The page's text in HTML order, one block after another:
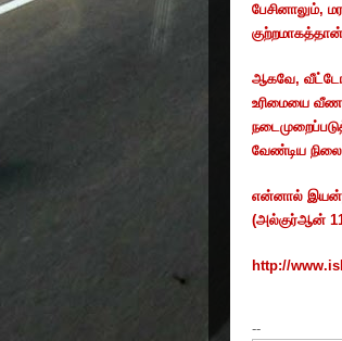
பேசினாலும்,
குற்றமாகத்தான்
ஆகவே,
உரிமையை
வேண்டிய நிலை
என்னால்
(அல்குர்ஆன்
http://
--